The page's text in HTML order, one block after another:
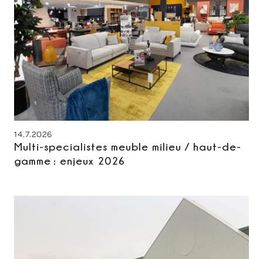
14.7.2026
Multi-specialistes meuble milieu / haut-de-
gamme : enjeux 2026